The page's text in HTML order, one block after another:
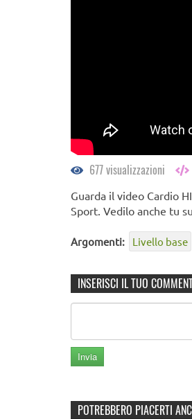
677 visualizzazioni
Guarda il video Cardio
Sport. Vedilo anche tu
Argomenti: Livello base
INSERISCI IL TUO
POTREBBERO PIACERTI